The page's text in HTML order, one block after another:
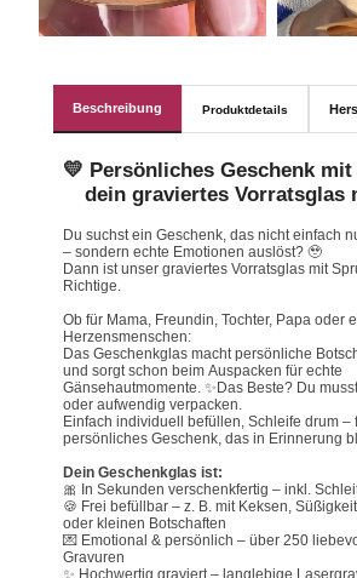
Beschreibung Produktdetails
💛 Persönliches Geschenk
dein graviertes Vorratsglas
Du suchst ein Geschenk, das nicht einfach
– sondern echte Emotionen auslöst? 🥹
Dann ist unser graviertes Vorratsglas mit
Richtige.
Ob für Mama, Freundin, Tochter, Papa oder
Herzensmenschen:
Das Geschenkglas macht persönliche
und sorgt schon beim Auspacken für echte
Gänsehautmomente. ✨Das Beste? Du
oder aufwendig verpacken.
Einfach individuell befüllen, Schleife drum –
persönliches Geschenk, das in Erinnerung
Dein Geschenkglas ist:
🎀 In Sekunden verschenkfertig – inkl.
🍪 Frei befüllbar – z. B. mit Keksen,
oder kleinen Botschaften
💌 Emotional & persönlich – über 250
Gravuren
✨ Hochwertig graviert – langlebige